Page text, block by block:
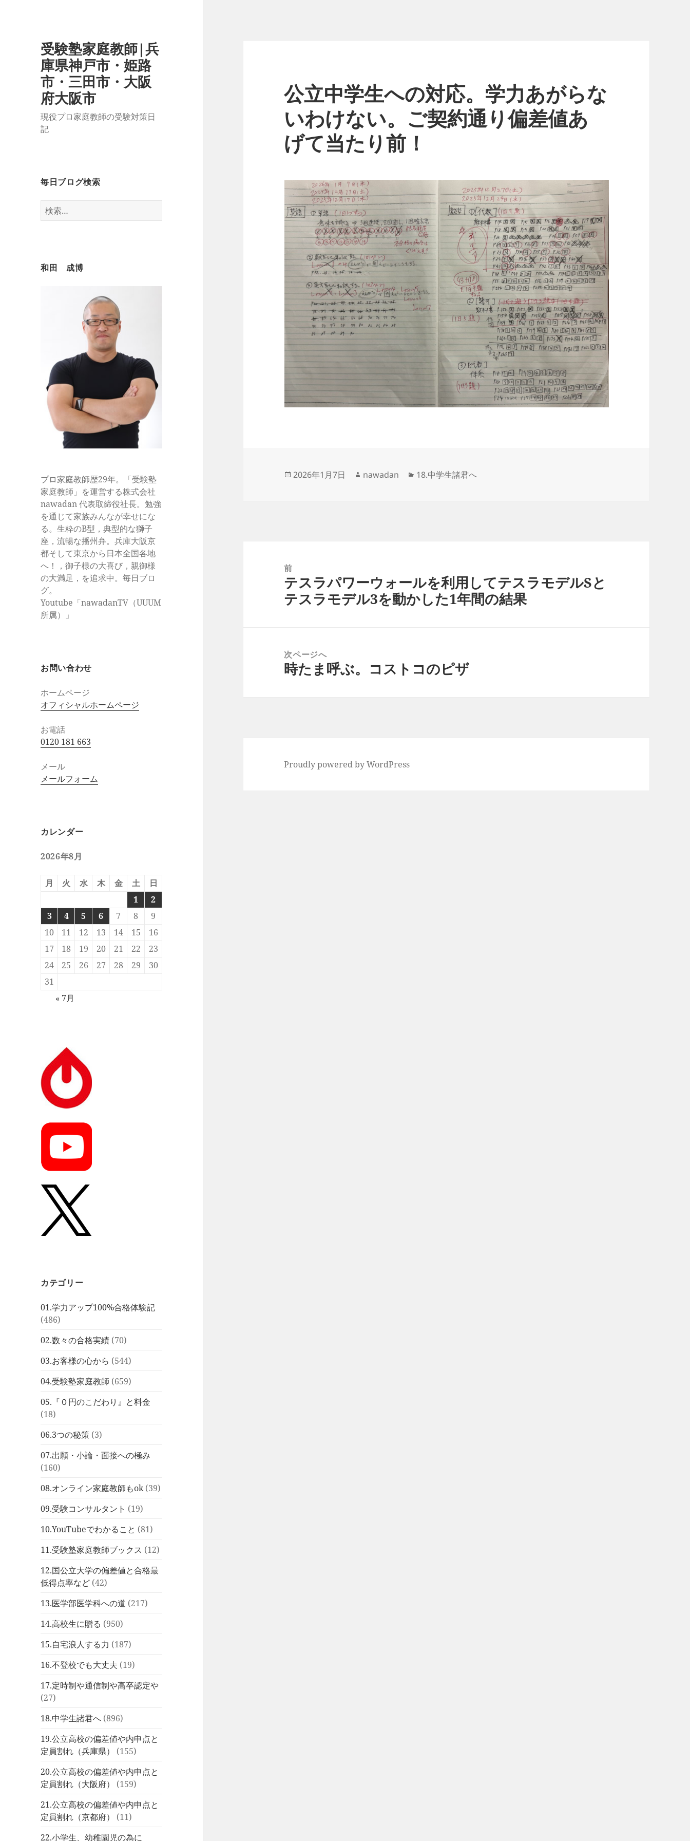
受験塾家庭教師|兵
庫県神戸市・姫路
市・三田市・大阪
府大阪市
現役プロ家庭教師の受験対策日
記
毎日ブログ検索
検
索:
和田 成博
プロ家庭教師歴29年。「受験塾
家庭教師」を運営する株式会社
nawadan 代表取締役社長。勉強
を通じて家族みんなが幸せにな
る。生粋のB型，典型的な獅子
座，流暢な播州弁。兵庫大阪京
都そして東京から日本全国各地
へ！，御子様の大喜び，親御様
の大満足，を追求中。毎日ブロ
グ。
Youtube「nawadanTV（UUUM
所属）」
お問い合わせ
ホームページ
オフィシャルホームページ
お電話
0120 181 663
メール
メールフォーム
カレンダー
2026年8月
月 火 水 木 金 土
日
1
2
3
4 5 6 7 8
9
10
11 12 13 14 15
16
17
18 19 20 21 22
23
24
25 26 27 28 29
30
31
« 7月
カテゴリー
01.学力アップ100%合格体験記
(486)
02.数々の合格実績 (70)
03.お客様の心から (544)
04.受験塾家庭教師 (659)
05.『０円のこだわり』と料金
(18)
06.3つの秘策 (3)
07.出願・小論・面接への極み
(160)
08.オンライン家庭教師もok(39)
09.受験コンサルタント (19)
10.YouTubeでわかること (81)
11.受験塾家庭教師ブックス (12)
12.国公立大学の偏差値と合格最
低得点率など (42)
13.医学部医学科への道 (217)
14.高校生に贈る (950)
15.自宅浪人する力 (187)
16.不登校でも大丈夫 (19)
17.定時制や通信制や高卒認定や
(27)
18.中学生諸君へ (896)
19.公立高校の偏差値や内申点と
定員割れ（兵庫県）
(155)
20.公立高校の偏差値や内申点と
定員割れ（大阪府）
(159)
21.公立高校の偏差値や内申点と
定員割れ（京都府）
(11)
22.小学生、幼稚園児の為に
公立中学生への対応。学力あがらな
いわけない。ご契約通り偏差値あ
げて当たり前！
投
2026年1月7日
作
nawadan
カ
18.中学生諸君へ
前
前
の
テスラパワーウォールを利用してテスラモデルSと
テスラモデル3を動かした1年間の結果
次ページへ
次
時たま呼ぶ。コストコのピザ
Proudly powered by WordPress